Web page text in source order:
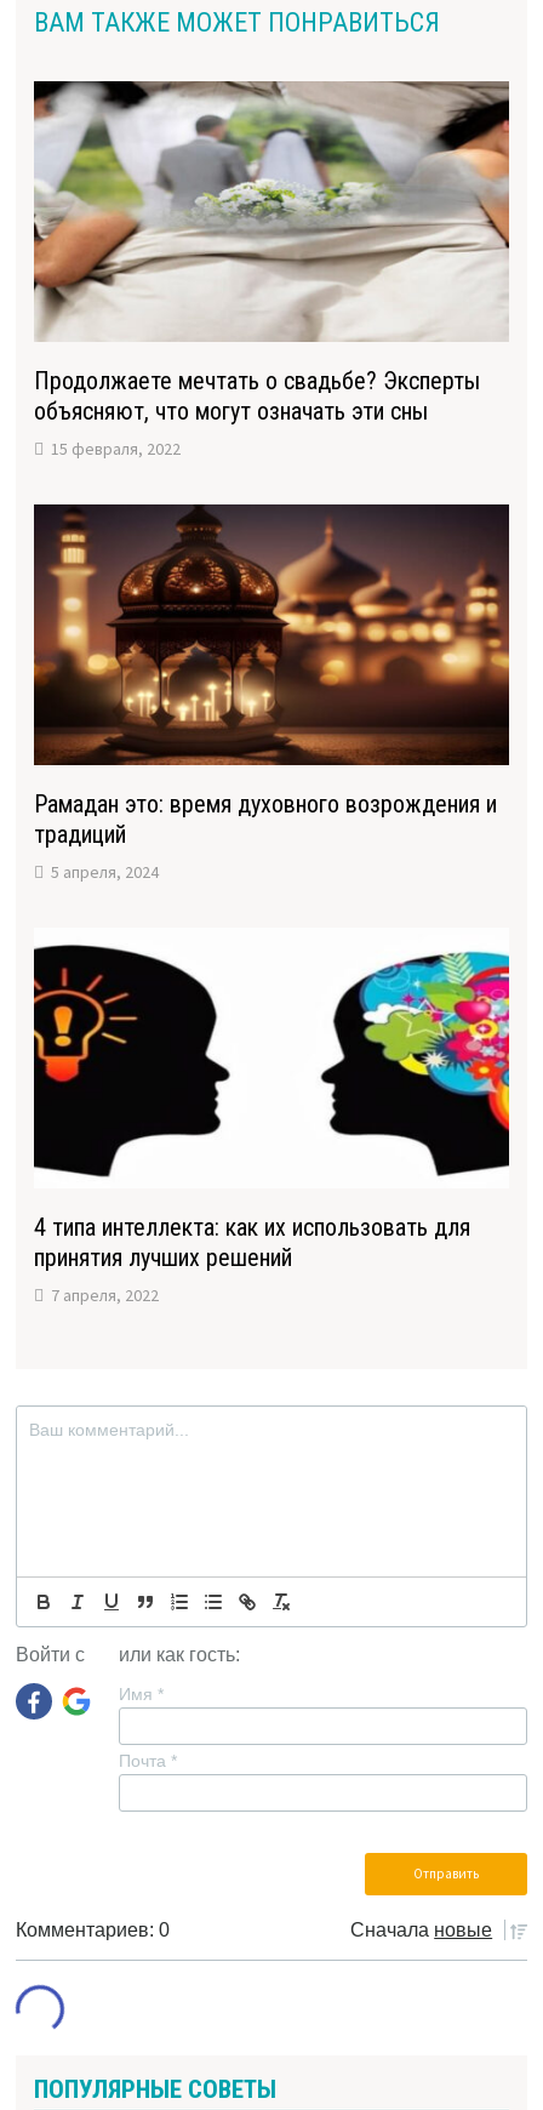
ВАМ ТАКЖЕ МОЖЕТ ПОНРАВИТЬСЯ
Продолжаете мечтать о свадьбе? Эксперты
объясняют, что могут означать эти сны
15 февраля, 2022
Рамадан это: время духовного возрождения и
традиций
5 апреля, 2024
4 типа интеллекта: как их использовать для
принятия лучших решений
7 апреля, 2022
Войти с или как гость:
Имя *
Почта *
Комментариев: 0 Сначала новые
ПОПУЛЯРНЫЕ СОВЕТЫ